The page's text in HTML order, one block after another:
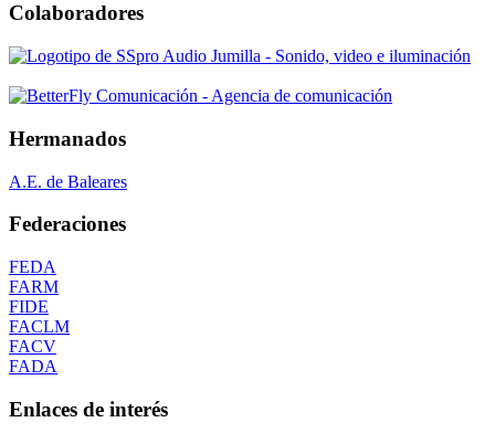
Colaboradores
Hermanados
A.E. de Baleares
Federaciones
FEDA
FARM
FIDE
FACLM
FACV
FADA
Enlaces de interés